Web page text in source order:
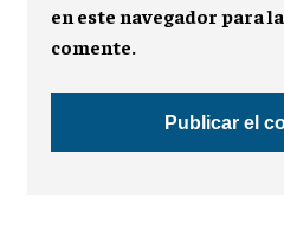
en este navegador para
comente.